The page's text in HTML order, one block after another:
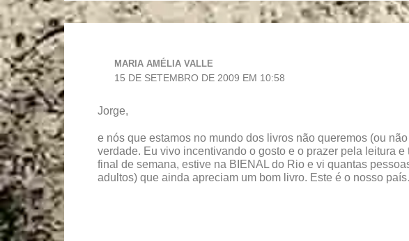
MARIA AMÉLIA VALLE
15 DE SETEMBRO DE 2009 EM 10:58
Jorge,
e nós que estamos no mundo dos livros não queremos (ou
verdade. Eu vivo incentivando o gosto e o prazer pela leitura
final de semana, estive na BIENAL do Rio e vi quantas
adultos) que ainda apreciam um bom livro. Este é o nosso